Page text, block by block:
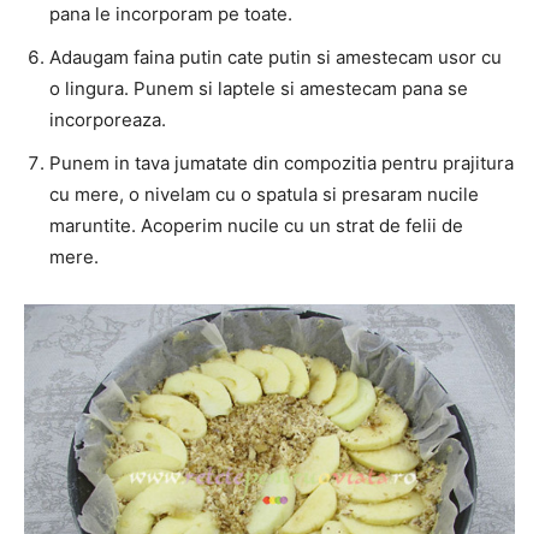
pana le incorporam pe toate.
Adaugam faina putin cate putin si amestecam usor cu
o lingura. Punem si laptele si amestecam pana se
incorporeaza.
Punem in tava jumatate din compozitia pentru prajitura
cu mere, o nivelam cu o spatula si presaram nucile
maruntite. Acoperim nucile cu un strat de felii de
mere.